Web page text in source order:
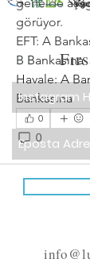
görüyor.
EFT: A
B Bankasına
Havale: A
Bankasına
0
0